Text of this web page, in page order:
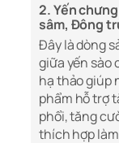
2. Yến
sâm, Đông
Đây là dòng
giữa yến sào
hạ thảo giúp
phẩm hỗ trợ
phổi, tăng
thích hợp